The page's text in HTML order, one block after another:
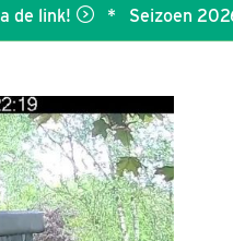
*Seizoen 2026 van